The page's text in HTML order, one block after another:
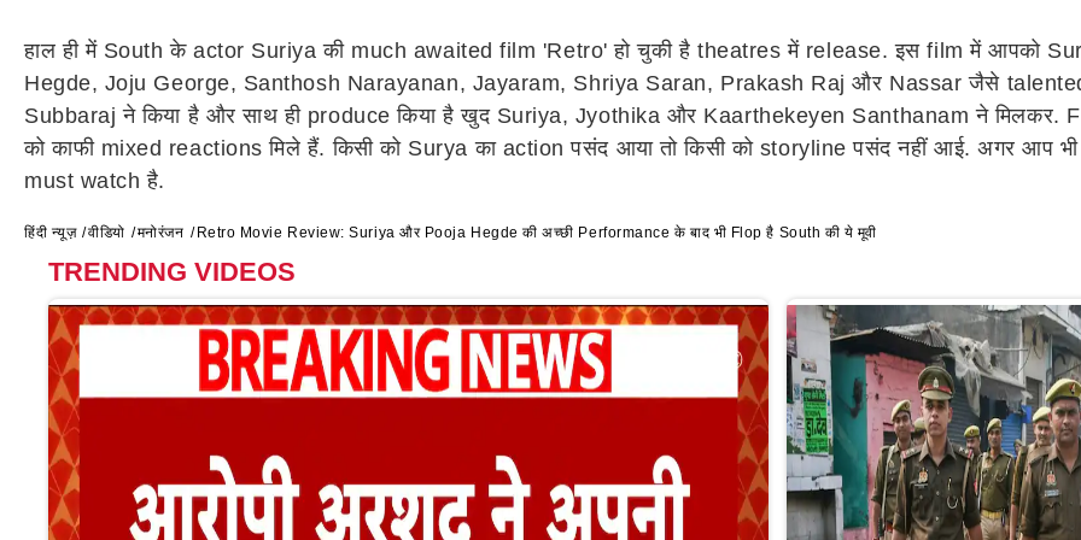
हाल ही में South के actor Suriya की much awaited film 'Retro' हो चुकी है theatres में release. इस film में आपको
Hegde, Joju George, Santhosh Narayanan, Jayaram, Shriya Saran, Prakash Raj और Nassar जैसे
Subbaraj ने किया है और साथ ही produce किया है खुद Suriya, Jyothika और Kaarthekeyen Santhanam ने
को काफी mixed reactions मिले हैं. किसी को Surya का action पसंद आया तो किसी को storyline पसंद नहीं आई. अगर
must watch है.
हिंदी न्यूज़ वीडियो मनोरंजन Retro Movie Review: Suriya और Pooja Hegde की अच्छी Performance के बाद भी Flop है South की ये मूवी
TRENDING VIDEOS